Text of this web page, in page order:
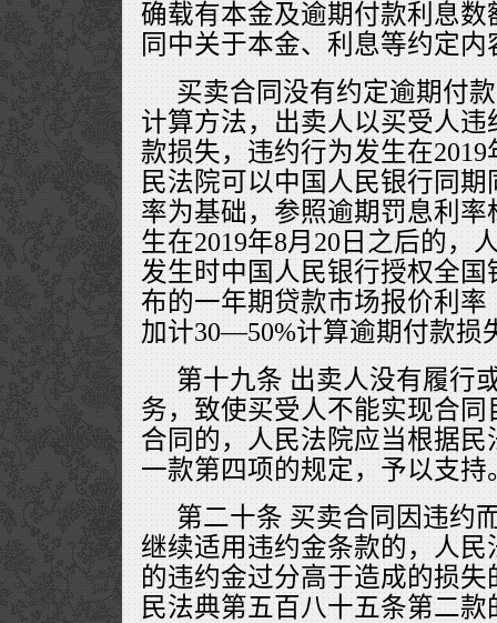
确载有本金及逾期付款利息
同中关于本金、利息等约定内
买卖合同没有约定逾期付
计算方法，出卖人以买受人
款损失，违约行为发生在
民法院可以中国人民银行同
率为基础，参照逾期罚息利
生在2019年8月20日之后的，
发生时中国人民银行授权全
布的一年期贷款市场报价利
加计30—50%计算逾期付款损
第十九条 出卖人没有履行
务，致使买受人不能实现合
合同的，人民法院应当根据
一款第四项的规定，予以支持
第二十条 买卖合同因违约
继续适用违约金条款的，人
的违约金过分高于造成的损
民法典第五百八十五条第二